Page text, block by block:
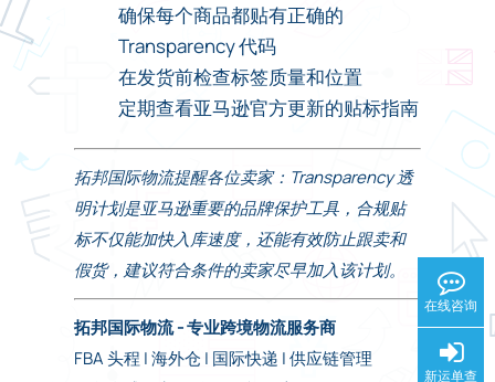
在线咨询
新运单查
确保每个商品都贴有正确的
Transparency 代码
在发货前检查标签质量和位置
定期查看亚马逊官方更新的贴标指南
拓邦国际物流提醒各位卖家：Transparency 透
明计划是亚马逊重要的品牌保护工具，合规贴
标不仅能加快入库速度，还能有效防止跟卖和
假货，建议符合条件的卖家尽早加入该计划。
拓邦国际物流 - 专业跨境物流服务商
FBA 头程 | 海外仓 | 国际快递 | 供应链管理